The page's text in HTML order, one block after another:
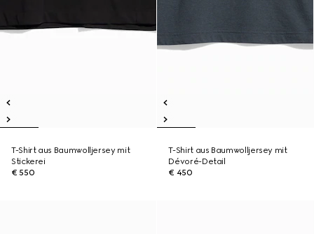
T-Shirt aus Baumwolljersey mit
Stickerei
€ 550
T-Shirt aus Baumwolljersey mit
Dévoré-Detail
€ 450